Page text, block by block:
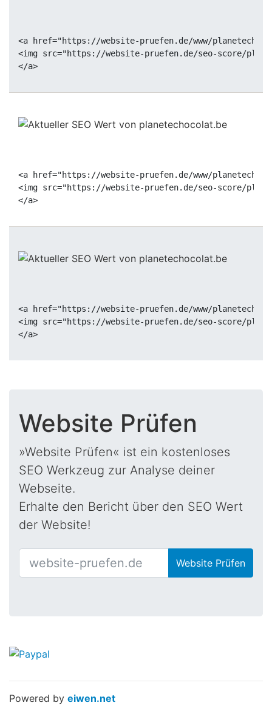
<a href="https://website-pruefen.de/www/
<img src="https://website-pruefen.de/seo-score/
<a href="https://website-pruefen.de/www/
<img src="https://website-pruefen.de/seo-score/
<a href="https://website-pruefen.de/www/
<img src="https://website-pruefen.de/seo-score/
Website Prüfen
»Website Prüfen« ist ein kostenloses
SEO Werkzeug zur Analyse deiner
Webseite.
Erhalte den Bericht über den SEO Wert
der Website!
Website Prüfen
Powered by eiwen.net